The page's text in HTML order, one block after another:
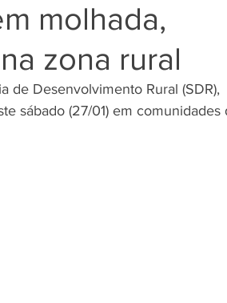
molhada,
zona rural
de Desenvolvimento Rural (SDR),
sábado (27/01) em comunidades